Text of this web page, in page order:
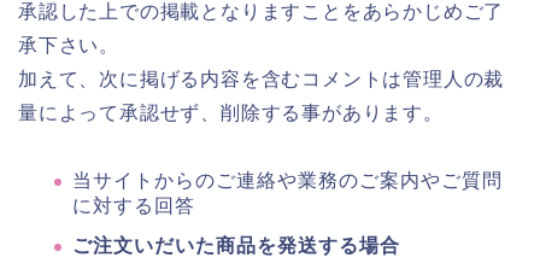
承認した上での掲載となりますことをあらかじめご了
承下さい。
加えて、次に掲げる内容を含むコメントは管理人の裁
量によって承認せず、削除する事があります。
当サイトからのご連絡や業務のご案内やご質問
に対する回答
ご注文いだいた商品を発送する場合